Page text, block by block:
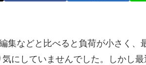
集などと比べると負荷が小さく、
にしていませんでした。しかし